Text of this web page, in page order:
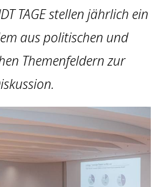
TAGE stellen jährlich ein
aus politischen und
Themenfeldern zur